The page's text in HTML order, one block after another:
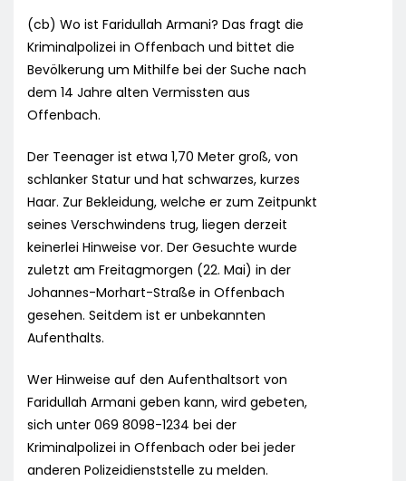
(cb) Wo ist Faridullah Armani? Das fragt die
Kriminalpolizei in Offenbach und bittet die
Bevölkerung um Mithilfe bei der Suche nach
dem 14 Jahre alten Vermissten aus
Offenbach.
Der Teenager ist etwa 1,70 Meter groß, von
schlanker Statur und hat schwarzes, kurzes
Haar. Zur Bekleidung, welche er zum Zeitpunkt
seines Verschwindens trug, liegen derzeit
keinerlei Hinweise vor. Der Gesuchte wurde
zuletzt am Freitagmorgen (22. Mai) in der
Johannes-Morhart-Straße in Offenbach
gesehen. Seitdem ist er unbekannten
Aufenthalts.
Wer Hinweise auf den Aufenthaltsort von
Faridullah Armani geben kann, wird gebeten,
sich unter 069 8098-1234 bei der
Kriminalpolizei in Offenbach oder bei jeder
anderen Polizeidienststelle zu melden.